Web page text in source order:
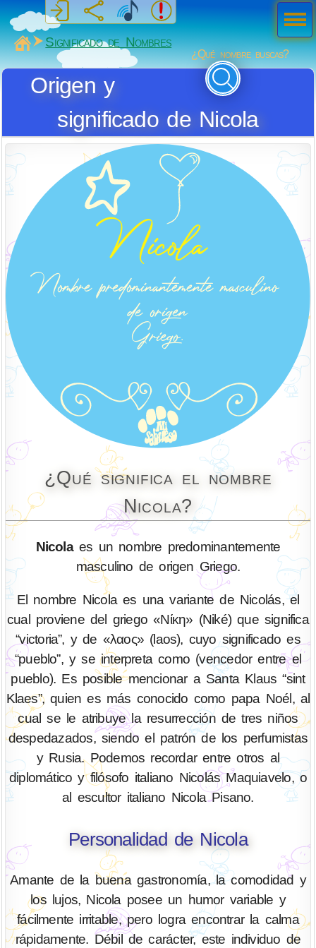
MiSabueso
Significado de Nombres
¿Qué nombre buscas?
Origen y
significado de Nicola
¿Qué significa el nombre
Nicola?
Nicolaes un nombre predominantemente
masculino de origen Griego.
El nombre Nicola es una variante de Nicolás, el
cual proviene del griego «Νίκη» (Niké) que significa
“victoria”, y de «λαος» (laos), cuyo significado es
“pueblo”, y se interpreta como (vencedor entre el
pueblo). Es posible mencionar a Santa Klaus “sint
Klaes”, quien es más conocido como papa Noél, al
cual se le atribuye la resurrección de tres niños
despedazados, siendo el patrón de los perfumistas
y Rusia. Podemos recordar entre otros al
diplomático y filósofo italiano Nicolás Maquiavelo, o
al escultor italiano Nicola Pisano.
Personalidad de Nicola
Amante de la buena gastronomía, la comodidad y
los lujos, Nicola posee un humor variable y
fácilmente irritable, pero logra encontrar la calma
rápidamente. Débil de carácter, este individuo de
Men
ú